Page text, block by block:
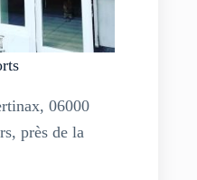
06000
près de la